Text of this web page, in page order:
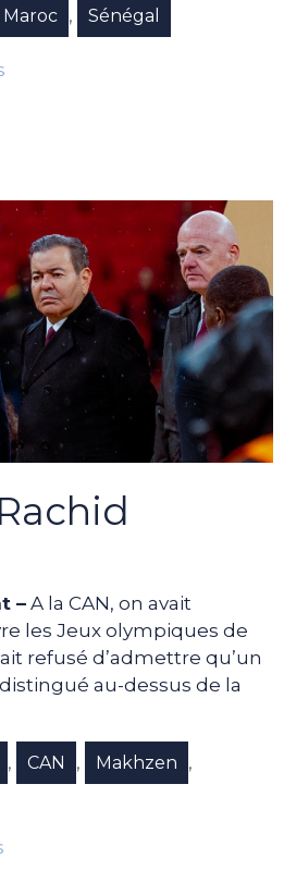
Maroc , Sénégal
– A la CAN, on avait
les Jeux olympiques de
refusé d’admettre qu’un
au-dessus de la
, CAN , Makhzen ,